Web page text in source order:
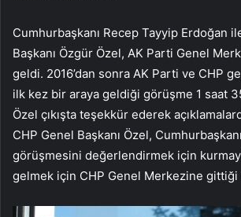
Cumhurbaşkanı Recep Tayyip Erdoğan
Başkanı Özgür Özel, AK Parti Genel
geldi. 2016’dan sonra AK Parti ve CHP
ilk kez bir araya geldiği görüşme 1 saat
Özel çıkışta teşekkür ederek
CHP Genel Başkanı Özel,
görüşmesini değerlendirmek için
gelmek için CHP Genel Merkezine